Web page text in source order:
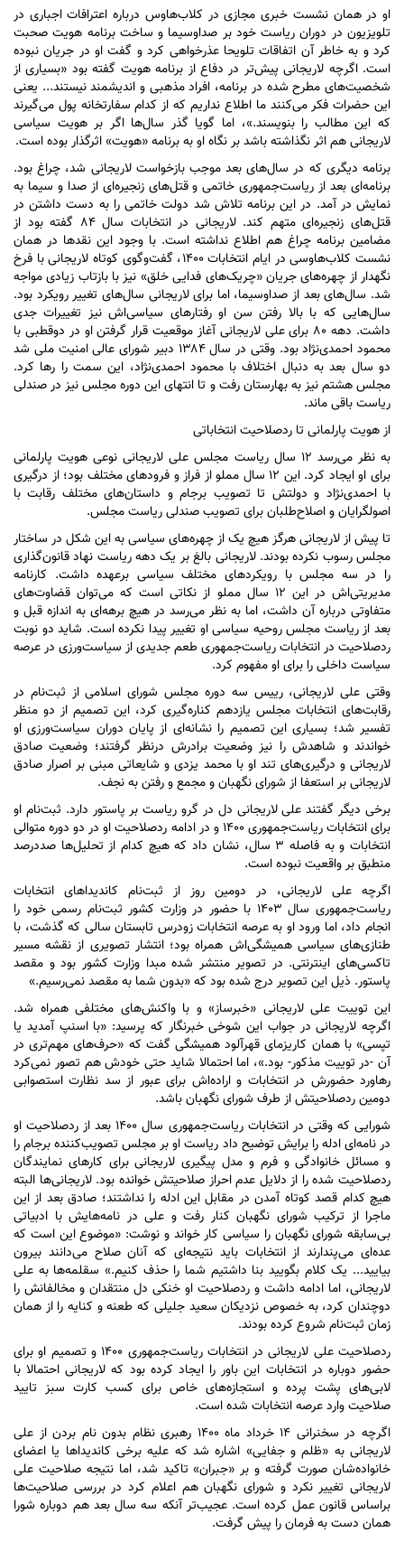
او در همان نشست خبری مجازی در کلاب‌هاوس درباره اعترافات اجباری در
تلویزیون در دوران ریاست خود بر صداوسیما و ساخت برنامه هویت صحبت
کرد و به خاطر آن اتفاقات تلویحا عذرخواهی کرد و گفت او در جریان نبوده
است. اگرچه لاریجانی پیش‌تر در دفاع از برنامه هویت گفته بود «بسیاری از
شخصیت‌های مطرح شده در برنامه، افراد مذهبی و اندیشمند نیستند... یعنی
این حضرات فکر می‌کنند ما اطلاع نداریم که از کدام سفارتخانه پول می‌گیرند
که این مطالب را بنویسند.»، اما گویا گذر سال‌ها اگر بر هویت سیاسی
لاریجانی هم اثر نگذاشته باشد بر نگاه او به برنامه «هویت» اثرگذار بوده است.
برنامه دیگری که در سال‌های بعد موجب بازخواست لاریجانی شد، چراغ بود.
برنامه‌ای بعد از ریاست‌جمهوری خاتمی و قتل‌های زنجیره‌ای از صدا و سیما به
نمایش در آمد. در این برنامه تلاش شد دولت خاتمی را به دست داشتن در
قتل‌های زنجیره‌ای متهم کند. لاریجانی در انتخابات سال ۸۴ گفته بود از
مضامین برنامه چراغ هم اطلاع نداشته است. با وجود این نقد‌ها در همان
نشست کلاب‌هاوسی در ایام انتخابات ۱۴۰۰، گفت‌وگوی کوتاه لاریجانی با فرخ
نگهدار از چهره‌های جریان «چریک‌های فدایی خلق» نیز با بازتاب زیادی مواجه
شد. سال‌های بعد از صداوسیما، اما برای لاریجانی سال‌های تغییر رویکرد بود.
سال‌هایی که با بالا رفتن سن او رفتار‌های سیاسی‌اش نیز تغییرات جدی
داشت. دهه ۸۰ برای علی لاریجانی آغاز موقعیت قرار گرفتن او در دوقطبی با
محمود احمدی‌نژاد بود. وقتی در سال ۱۳۸۴ دبیر شورای عالی امنیت ملی شد
دو سال بعد به دنبال اختلاف با محمود احمدی‌نژاد، این سمت را رها کرد.
مجلس هشتم نیز به بهارستان رفت و تا انتهای این دوره مجلس نیز در صندلی
ریاست باقی ماند.
از هویت پارلمانی تا ردصلاحیت انتخاباتی
به نظر می‌رسد ۱۲ سال ریاست مجلس علی لاریجانی نوعی هویت پارلمانی
برای او ایجاد کرد. این ۱۲ سال مملو از فراز و فرود‌های مختلف بود؛ از درگیری
با احمدی‌نژاد و دولتش تا تصویب برجام و داستان‌های مختلف رقابت با
اصولگرایان و اصلاح‌طلبان برای تصویب صندلی ریاست مجلس.
تا پیش از لاریجانی هرگز هیچ یک از چهره‌های سیاسی به این شکل در ساختار
مجلس رسوب نکرده بودند. لاریجانی بالغ بر یک دهه ریاست نهاد قانون‌گذاری
را در سه مجلس با رویکرد‌های مختلف سیاسی برعهده داشت. کارنامه
مدیریتی‌اش در این ۱۲ سال مملو از نکاتی است که می‌توان قضاوت‌های
متفاوتی درباره آن داشت، اما به نظر می‌رسد در هیچ برهه‌ای به اندازه قبل و
بعد از ریاست مجلس روحیه سیاسی او تغییر پیدا نکرده است. شاید دو نوبت
ردصلاحیت در انتخابات ریاست‌جمهوری طعم جدیدی از سیاست‌ورزی در عرصه
سیاست داخلی را برای او مفهوم کرد.
وقتی علی لاریجانی، رییس سه دوره مجلس شورای اسلامی از ثبت‌نام در
رقابت‌های انتخابات مجلس یازدهم کناره‌گیری کرد، این تصمیم از دو منظر
تفسیر شد؛ بسیاری این تصمیم را نشانه‌ای از پایان دوران سیاست‌ورزی او
خواندند و شاهدش را نیز وضعیت برادرش درنظر گرفتند؛ وضعیت صادق
لاریجانی و درگیری‌های تند او با محمد یزدی و شایعاتی مبنی بر اصرار صادق
لاریجانی بر استعفا از شورای نگهبان و مجمع و رفتن به نجف.
برخی دیگر گفتند علی لاریجانی دل در گرو ریاست بر پاستور دارد. ثبت‌نام او
برای انتخابات ریاست‌جمهوری ۱۴۰۰ و در ادامه ردصلاحیت او در دو دوره متوالی
انتخابات و به فاصله ۳ سال، نشان داد که هیچ کدام از تحلیل‌ها صددرصد
منطبق بر واقعیت نبوده است.
اگرچه علی لاریجانی، در دومین روز از ثبت‌نام کاندیدا‌های انتخابات
ریاست‌جمهوری سال ۱۴۰۳ با حضور در وزارت کشور ثبت‌نام رسمی خود را
انجام داد، اما ورود او به عرصه انتخابات زودرس تابستان سالی که گذشت، با
طنازی‌های سیاسی همیشگی‌اش همراه بود؛ انتشار تصویری از نقشه مسیر
تاکسی‌های اینترنتی. در تصویر منتشر شده مبدا وزارت کشور بود و مقصد
پاستور. ذیل این تصویر درج شده بود که «بدون شما به مقصد نمی‌رسیم.»
این توییت علی لاریجانی «خبرساز» و با واکنش‌های مختلفی همراه شد.
اگرچه لاریجانی در جواب این شوخی خبرنگار که پرسید: «با اسنپ آمدید یا
تپسی» با همان کاریزمای قهرآلود همیشگی گفت که «حرف‌های مهم‌تری در
آن -در توییت مذکور- بود.»، اما احتمالا شاید حتی خودش هم تصور نمی‌کرد
رهاورد حضورش در انتخابات و اراده‌اش برای عبور از سد نظارت استصوابی
دومین ردصلاحیتش از طرف شورای نگهبان باشد.
شورایی که وقتی در انتخابات ریاست‌جمهوری سال ۱۴۰۰ بعد از ردصلاحیت او
در نامه‌ای ادله را برایش توضیح داد ریاست او بر مجلس تصویب‌کننده برجام را
و مسائل خانوادگی و فرم و مدل پیگیری لاریجانی برای کار‌های نمایندگان
ردصلاحیت شده را از دلایل عدم احراز صلاحیتش خوانده بود. لاریجانی‌ها البته
هیچ کدام قصد کوتاه آمدن در مقابل این ادله را نداشتند؛ صادق بعد از این
ماجرا از ترکیب شورای نگهبان کنار رفت و علی در نامه‌هایش با ادبیاتی
بی‌سابقه شورای نگهبان را سیاسی کار خواند و نوشت: «موضوع این است که
عده‌ای می‌پندارند از انتخابات باید نتیجه‌ای که آنان صلاح می‌دانند بیرون
بیایید... یک کلام بگویید بنا داشتیم شما را حذف کنیم.» سقلمه‌ها به علی
لاریجانی، اما ادامه داشت و ردصلاحیت او خنکی دل منتقدان و مخالفانش را
دوچندان کرد، به خصوص نزدیکان سعید جلیلی که طعنه و کنایه را از همان
زمان ثبت‌نام شروع کرده بودند.
ردصلاحیت علی لاریجانی در انتخابات ریاست‌جمهوری ۱۴۰۰ و تصمیم او برای
حضور دوباره در انتخابات این باور را ایجاد کرده بود که لاریجانی احتمالا با
لابی‌های پشت پرده و استجازه‌های خاص برای کسب کارت سبز تایید
صلاحیت وارد عرصه انتخابات شده است.
اگرچه در سخنرانی ۱۴ خرداد ماه ۱۴۰۰ رهبری نظام بدون نام بردن از علی
لاریجانی به «ظلم و جفایی» اشاره شد که علیه برخی کاندیدا‌ها یا اعضای
خانواده‌شان صورت گرفته و بر «جبران» تاکید شد، اما نتیجه صلاحیت علی
لاریجانی تغییر نکرد و شورای نگهبان هم اعلام کرد در بررسی صلاحیت‌ها
براساس قانون عمل کرده است. عجیب‌تر آنکه سه سال بعد هم دوباره شورا
همان دست به فرمان را پیش گرفت.